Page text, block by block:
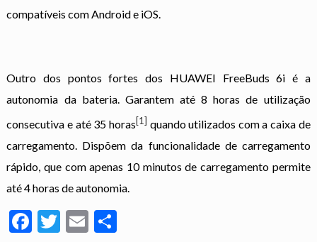
compatíveis com Android e iOS.
Outro dos pontos fortes dos HUAWEI FreeBuds 6i é a
autonomia da bateria. Garantem até 8 horas de utilização
consecutiva e até 35 horas[1] quando utilizados com a caixa de
carregamento. Dispõem da funcionalidade de carregamento
rápido, que com apenas 10 minutos de carregamento permite
até 4 horas de autonomia.
Facebook
Twitter
Email